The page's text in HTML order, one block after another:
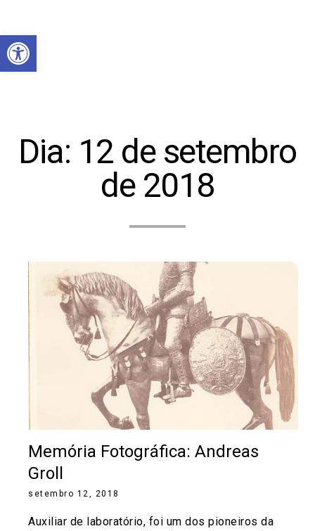
Abrir a barra de ferramentas
Dia: 12 de setembro
de 2018
Memória Fotográfica: Andreas
Groll
setembro 12, 2018
Auxiliar de laboratório, foi um dos pioneiros da